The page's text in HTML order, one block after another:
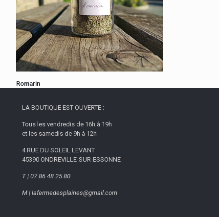
Romarin
LA BOUTIQUE EST OUVERTE :
Tous les vendredis de 16h à 19h
et les samedis de 9h à 12h
4 RUE DU SOLEIL LEVANT
45390 ONDREVILLE-SUR-ESSONNE
T | 07 86 48 25 80
M | lafermedesplaines@gmail.com